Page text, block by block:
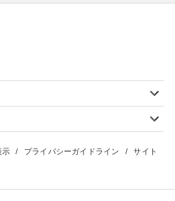
示 プライバシーガイドライン
サイト